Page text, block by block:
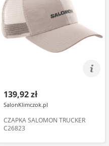
139,92 zł
SalonKlimczok.pl
CZAPKA SALOMON TRUCKER
C26823